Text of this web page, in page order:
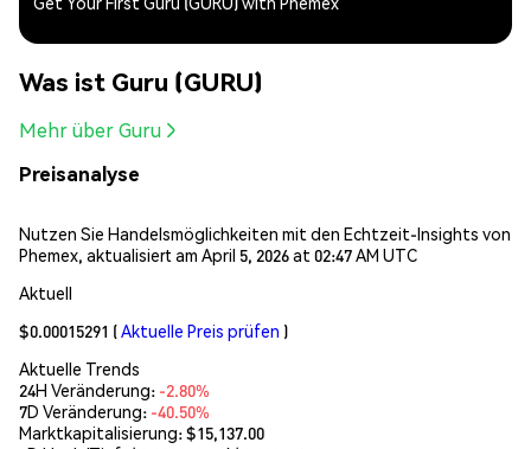
Was ist Guru (GURU)
Mehr über Guru
Preisanalyse
Nutzen Sie Handelsmöglichkeiten mit den Echtzeit-Insights von
Phemex, aktualisiert am April 5, 2026 at 02:47 AM UTC
Aktuell
$0.00015291 (Aktuelle Preis prüfen )
Aktuelle Trends
24H Veränderung: -2.80%
7D Veränderung: -40.50%
Marktkapitalisierung:$15,137.00